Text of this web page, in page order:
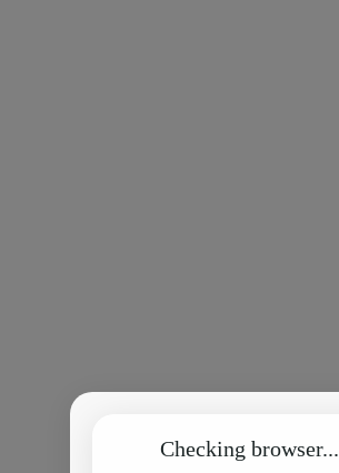
Checking browser...